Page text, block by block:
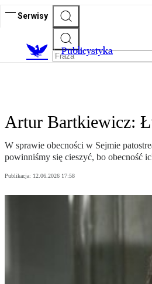
Serwisy
Publicystyka
Artur Bartkiewicz:
W sprawie obecności w Sejmie
powinniśmy się cieszyć, bo obecność
Publikacja: 12.06.2026 17:58